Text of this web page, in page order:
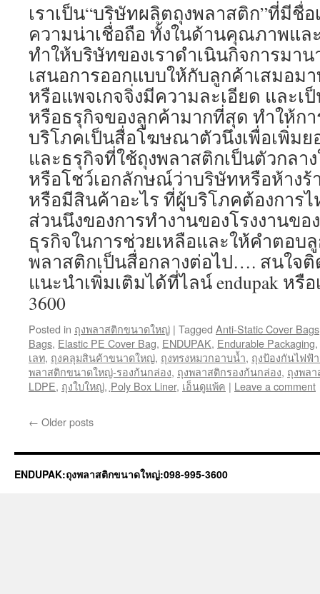
เราเป็น“บริษัทผลิตถุงพลาสติก”ที่มีชื่
ความน่าเชื่อถือ ทั้งในด้านคุณภาพแล
ทำให้บริษัทของเราดำเนินกิจการมา
เสนอการออกแบบให้กับลูกค้าเสมอ
หรือแพจเกจจิ่งมีความละเอียด และเ
หรือธรุกิจของลูกค้ามากที่สุด ทำให้ก
บริโภคเป็นสื่อโฆษณาตัวนึงเพื่อเพิ่ม
และธรุกิจที่ใช้ถุงพลาสติกเป็นตัวกลา
หรือโชว์เอกลักษณ์ว่าบริษัทหรือห้าง
หรือมีสินค้าอะไร ที่ผู้บริโภคต้องการ
ส่วนนึงของการทำงานของโรงงานขอ
ธุรกิจในการช่วยเหลือและให้คำตอบ
พลาสติกเป็นสื่อกลางต่อไป…. สนใจ
แนะนำเพิ่มเติมได้ที่ไลน์ endupak หรือ
3600
Posted in ถุงพลาสติกขนาดใหญ่ | Tagged Anti-Static Cover Bags
Bags, Elastic PE Cover Bag, ENDUPAK, Endurable Packaging,
เลท, ถุงคลุมสินค้าขนาดใหญ่, ถุงทรงหมวกอาบน้ำ, ถุงป้องกันไฟฟ้
พลาสติกขนาดใหญ่-รองก้นกล่อง, ถุงพลาสติกรองก้นกล่อง, ถุงพล
LDPE, ถุงใบใหญ่, ฺPoly Box Liner, เอ็นดูแพ้ค | Leave a comment
← Older posts
ENDUPAK:ถุงพลาสติกขนาดใหญ่:098-995-3600